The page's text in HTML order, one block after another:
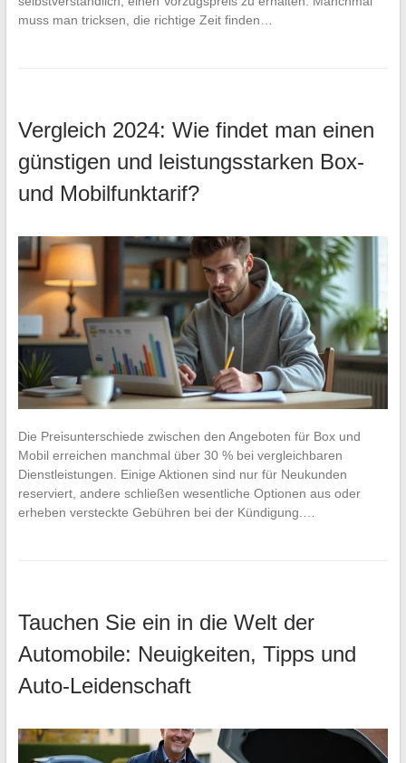
muss man tricksen, die richtige Zeit finden…
Vergleich 2024: Wie findet man einen
günstigen und leistungsstarken Box-
und Mobilfunktarif?
Die Preisunterschiede zwischen den Angeboten für Box und
Mobil erreichen manchmal über 30 % bei vergleichbaren
Dienstleistungen. Einige Aktionen sind nur für Neukunden
reserviert, andere schließen wesentliche Optionen aus oder
erheben versteckte Gebühren bei der Kündigung.…
Tauchen Sie ein in die Welt der
Automobile: Neuigkeiten, Tipps und
Auto-Leidenschaft